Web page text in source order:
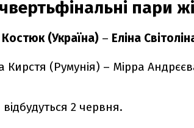
пари
(Україна) – Еліна
Кирстя (Румунія) – Мірра
2 червня.